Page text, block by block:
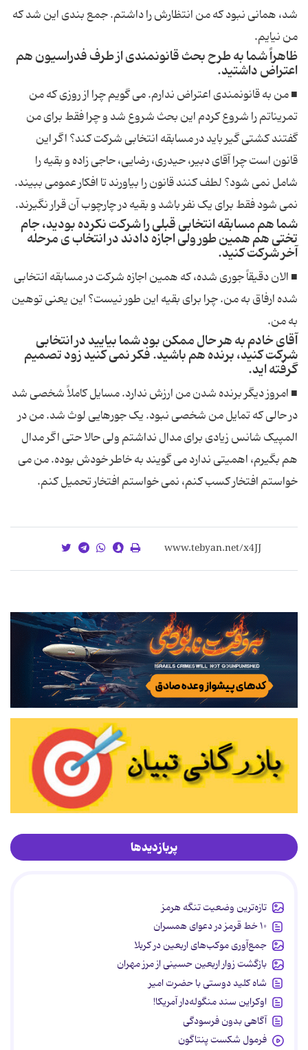
شد، همانی نبود که من انتظارش را داشتم. جمع بندی این شد که
من نیایم.
ظاهراً شما به طرح بحث قانونمندی از طرف فدراسیون هم
اعتراض داشتید.
■ من به قانونمندی اعتراض ندارم. می گویم چرا از روزی که من
تمریناتم را شروع کردم این بحث شروع شد و چرا فقط برای من
گفتند کشتی گیر باید در مسابقه انتخابی شرکت کند؟ اگر این
قانون است چرا آقای دبیر، حیدری، رضایی، حاجی زاده و بقیه را
شامل نمی شود؟ لطف کنند قانون را بیاورند تا افکار عمومی ببیند.
نمی شود فقط برای یک نفر باشد و بقیه در چارچوب آن قرار نگیرند.
شما هم مسابقه انتخابی قبلی را شرکت نکرده بودید، جام
تختی هم همین طور ولی اجازه دادند در انتخاب ی مرحله
آخر شرکت کنید.
■ الان دقیقاً جوری شده، که همین اجازه شرکت در مسابقه انتخابی
شده ارفاق به من. چرا برای بقیه این طور نیست؟ این یعنی توهین
به من.
آقای خادم به هر حال ممکن بود شما بیایید در انتخابی
شرکت کنید، برنده هم باشید. فکر نمی کنید زود تصمیم
گرفته اید.
■ امروز دیگر برنده شدن من ارزش ندارد. مسایل کاملاً شخصی شد
در حالی که تمایل من شخصی نبود. یک جورهایی لوث شد. من در
المپیک شانس زیادی برای مدال نداشتم ولی حالا حتی اگر مدال
هم بگیرم، اهمیتی ندارد می گویند به خاطر خودش بوده. من می
خواستم افتخار کسب کنم، نمی خواستم افتخار تحمیل کنم.
پربازدیدها
تازه‌ترین وضعیت تنگه هرمز
۱۰ خط قرمز در دعوای همسران
جمع‌آوری موکب‌های اربعین در کربلا
بازگشت زوار اربعین حسینی از مرز مهران
شاه کلید دوستی با حضرت امیر
اوکراین سند منگوله‌دار آمریکا!
آگاهی بدون فرسودگی
فرمول شکست پنتاگون